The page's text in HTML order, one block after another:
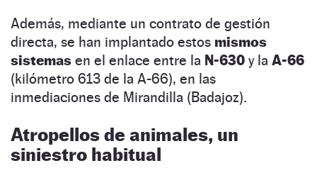
Además, mediante un contrato de gestión
directa, se han implantado estos mismos
sistemas en el enlace entre la N-630 y la A-66
(kilómetro 613 de la A-66), en las
inmediaciones de Mirandilla (Badajoz).
Atropellos de animales, un
siniestro habitual